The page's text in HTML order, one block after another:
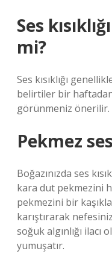
Ses
mi?
Ses kısıklığı
belirtiler bir
görünmeniz önerilir.
Pekmez
Boğazınızda ses
kara dut pekmezini
pekmezini bir
karıştırarak
soğuk algınlığı
yumuşatır.